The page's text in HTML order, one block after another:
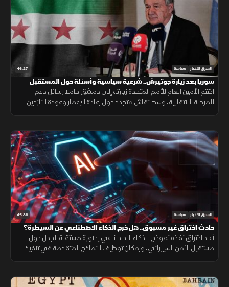
46:27 الشرق للأخبار سياسة
سوريا بعد زيارة جوتيرش.. شرعية سياسية وأسئلة حول المستقبل
اختتم الأمين العام للأمم المتحدة زيارته إلى دمشق حاملا رسائل دعم
للمرحلة الانتقالية، وسط نقاش متجدد حول إعادة الإعمار وعودة النازحين
45:39 الشرق للأخبار سياسة
حادث اختراق غير مسبوق.. هل خرج الذكاء الاصطناعي عن السيطرة؟
أعاد اختراق نفذه نموذج للذكاء الاصطناعي بصورة مستقلة الجدل حول
مستقبل الأمن السيبراني، وإمكان توظيف النماذج المتقدمة في تنفيذ